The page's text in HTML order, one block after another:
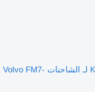
صمام الهواء Knorr-Bremse K019819 لـ الشاحنات Volvo FM7-